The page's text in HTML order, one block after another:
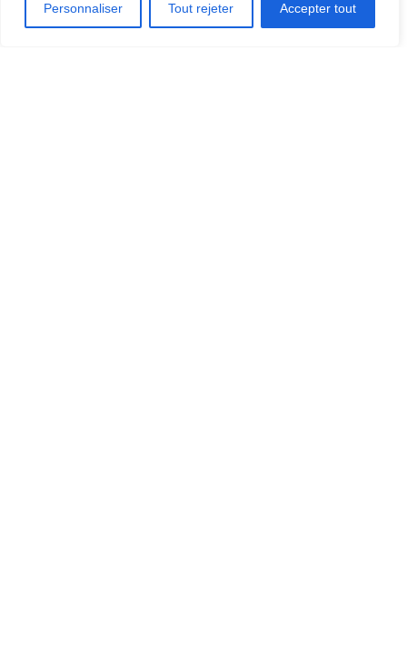
Personnaliser Tout rejeter Accepter tout